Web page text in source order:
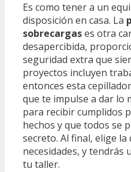
Es como tener a un
disposición en casa. La
sobrecargases otra
desapercibida,
seguridad extra que
proyectos incluyen
entonces esta
que te impulse a dar lo
para recibir cumplidos
hechos y que todos se
secreto. Al final, elige
necesidades, y tendrás
tu taller.